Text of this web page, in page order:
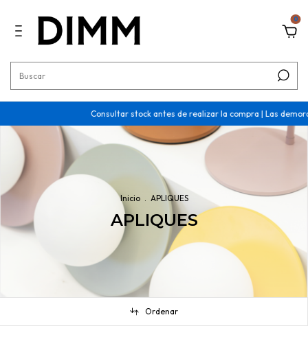
0
Consultar stock antes de realizar la compra | Las demoras son de
Inicio . APLIQUES
APLIQUES
Ordenar